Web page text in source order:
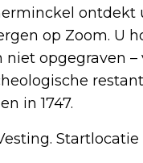
op Zoom. U
niet opgegraven
in 1747.